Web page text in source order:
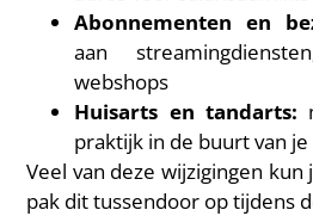
Abonnementen en
aan
webshops
Huisarts en tandarts:
praktijk in de buurt van
Veel van deze wijzigingen
pak dit tussendoor op tijdens